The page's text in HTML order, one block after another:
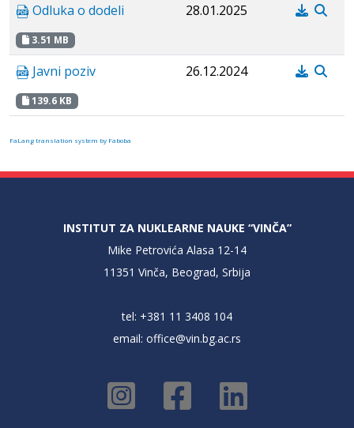
Odluka o dodeli
3.51 MB
28.01.2025
Javni poziv
139.6 KB
26.12.2024
FaLang translation system by Faboba
INSTITUT ZA NUKLEARNE NAUKE “VINČA”
Mike Petrovića Alasa 12-14
11351 Vinča, Beograd, Srbija
tel: +381 11 3408 104
email: office@vin.bg.ac.rs